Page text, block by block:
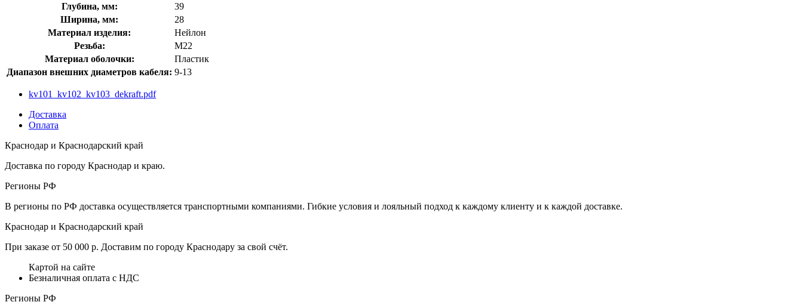
Глубина, мм:
39
Ширина, мм:
28
Материал изделия:
Нейлон
Резьба:
М22
Материал оболочки:
Пластик
Диапазон внешних диаметров кабеля: 9-13
kv101_kv102_kv103_dekraft.pdf
Доставка
Оплата
Краснодар и Краснодарский край
Доставка по городу Краснодар и краю.
Регионы РФ
В регионы по РФ доставка осуществляется транспортными компаниями. Гибкие условия и лояльный подход к каждому клиенту и к каждой доставке.
Краснодар и Краснодарский край
При заказе от 50 000 р. Доставим по городу Краснодару за свой счёт.
Картой на сайте
Безналичная оплата с НДС
Регионы РФ